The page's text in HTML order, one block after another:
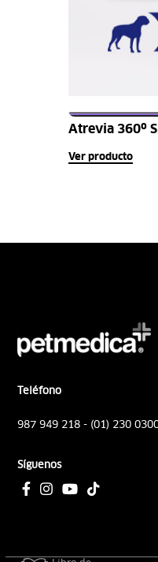
Atrevia 360º
Ver producto
Teléfono
987 949 218 - (01) 230
Síguenos